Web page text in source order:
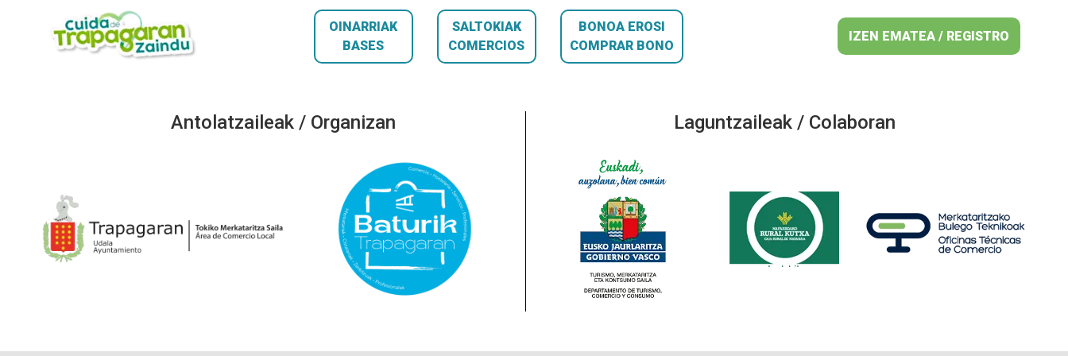
OINARRIAK
BASES
SALTOKIAK
COMERCIOS
BONOA EROSI
COMPRAR BONO
IZEN EMATEA / REGISTRO
Antolatzaileak / Organizan Laguntzaileak / Colaboran